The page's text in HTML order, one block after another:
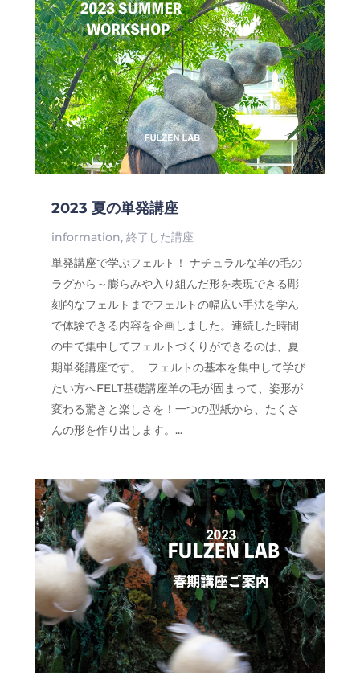
2023 夏の単発講座
information, 終了した講座
単発講座で学ぶフェルト！ ナチュラルな羊の毛の
ラグから～膨らみや入り組んだ形を表現できる彫
刻的なフェルトまでフェルトの幅広い手法を学ん
で体験できる内容を企画しました。連続した時間
の中で集中してフェルトづくりができるのは、夏
期単発講座です。 フェルトの基本を集中して学び
たい方へFELT基礎講座羊の毛が固まって、姿形が
変わる驚きと楽しさを！一つの型紙から、たくさ
んの形を作り出します。...